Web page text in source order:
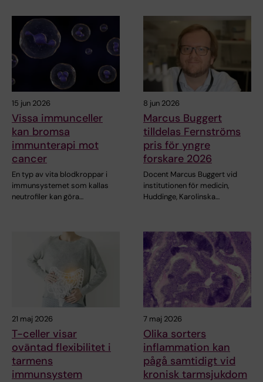
15 jun 2026
Vissa immunceller
kan bromsa
immunterapi mot
cancer
En typ av vita blodkroppar i
immunsystemet som kallas
neutrofiler kan göra…
8 jun 2026
Marcus Buggert
tilldelas Fernströms
pris för yngre
forskare 2026
Docent Marcus Buggert vid
institutionen för medicin,
Huddinge, Karolinska…
21 maj 2026
T-celler visar
oväntad flexibilitet i
tarmens
immunsystem
7 maj 2026
Olika sorters
inflammation kan
pågå samtidigt vid
kronisk tarmsjukdom